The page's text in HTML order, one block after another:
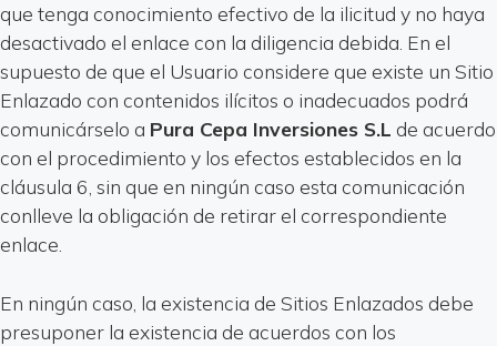
que tenga conocimiento efectivo de la ilicitud y no haya
desactivado el enlace con la diligencia debida. En el
supuesto de que el Usuario considere que existe un Sitio
Enlazado con contenidos ilícitos o inadecuados podrá
comunicárselo a Pura Cepa Inversiones S.L de acuerdo
con el procedimiento y los efectos establecidos en la
cláusula 6, sin que en ningún caso esta comunicación
conlleve la obligación de retirar el correspondiente
enlace.
En ningún caso, la existencia de Sitios Enlazados debe
presuponer la existencia de acuerdos con los